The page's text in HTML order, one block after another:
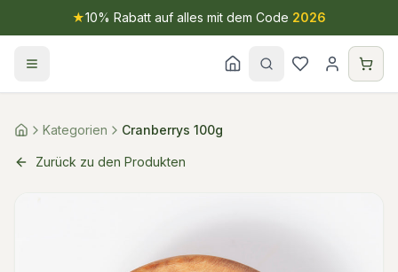
★10% Rabatt auf alles mit dem Code 2026
Kategorien Cranberrys 100g
Zurück zu den Produkten